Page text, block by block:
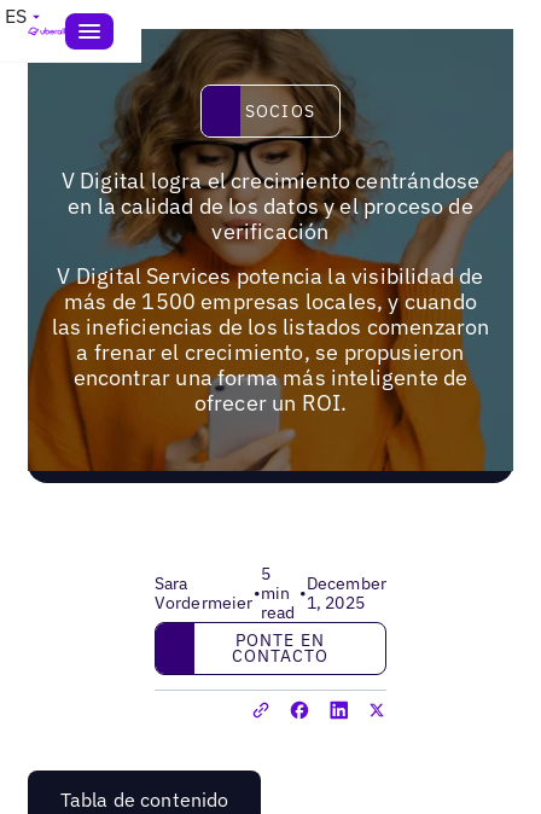
ES
Socios
SOCIOS
V Digital logra el crecimiento centrándose
en la calidad de los datos y el proceso de
verificación
V Digital Services potencia la visibilidad de
más de 1500 empresas locales, y cuando
las ineficiencias de los listados comenzaron
a frenar el crecimiento, se propusieron
encontrar una forma más inteligente de
ofrecer un ROI.
Sara
Vordermeier•
5
min
read
•December
1, 2025
Ponte en contacto
PONTE EN
CONTACTO
Tabla de contenido